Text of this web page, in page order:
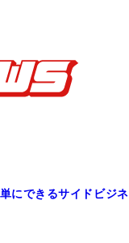
にできるサイドビジネ